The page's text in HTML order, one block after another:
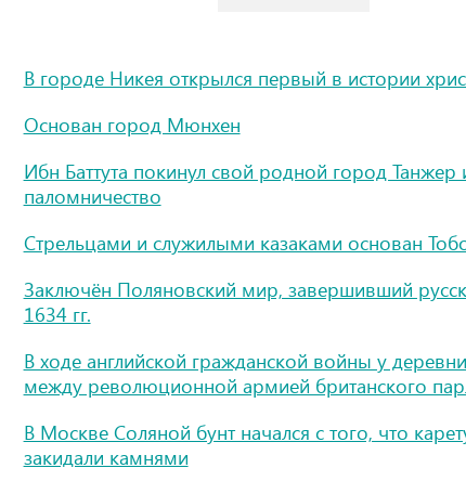
В городе Никея открылся первый в истории
Основан город Мюнхен
Ибн Баттута покинул свой родной город Танжер
паломничество
Стрельцами и служилыми казаками основан
Заключён Поляновский мир, завершивший
1634 гг.
В ходе английской гражданской войны у
между революционной армией британского
В Москве Соляной бунт начался с того, что
закидали камнями